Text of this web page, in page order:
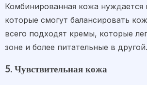
Комбинированная кожа нуждается
которые смогут балансировать
всего подходят кремы, которые
зоне и более питательные в другой.
5. Чувствительная кожа